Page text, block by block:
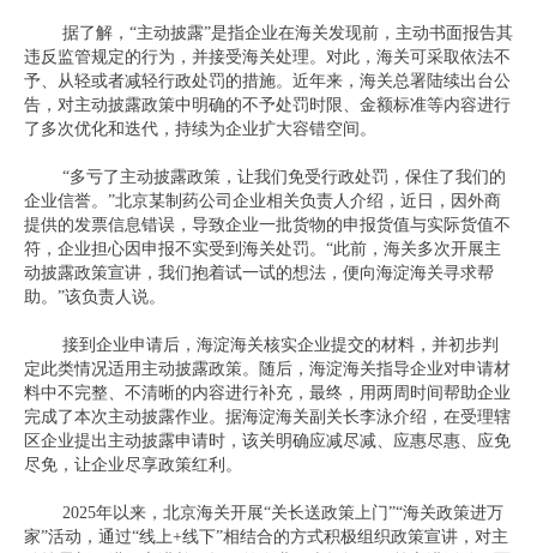
据了解，“主动披露”是指企业在海关发现前，主动书面报告其
违反监管规定的行为，并接受海关处理。对此，海关可采取依法不
予、从轻或者减轻行政处罚的措施。近年来，海关总署陆续出台公
告，对主动披露政策中明确的不予处罚时限、金额标准等内容进行
了多次优化和迭代，持续为企业扩大容错空间。
“多亏了主动披露政策，让我们免受行政处罚，保住了我们的
企业信誉。”北京某制药公司企业相关负责人介绍，近日，因外商
提供的发票信息错误，导致企业一批货物的申报货值与实际货值不
符，企业担心因申报不实受到海关处罚。“此前，海关多次开展主
动披露政策宣讲，我们抱着试一试的想法，便向海淀海关寻求帮
助。”该负责人说。
接到企业申请后，海淀海关核实企业提交的材料，并初步判
定此类情况适用主动披露政策。随后，海淀海关指导企业对申请材
料中不完整、不清晰的内容进行补充，最终，用两周时间帮助企业
完成了本次主动披露作业。据海淀海关副关长李泳介绍，在受理辖
区企业提出主动披露申请时，该关明确应减尽减、应惠尽惠、应免
尽免，让企业尽享政策红利。
2025年以来，北京海关开展“关长送政策上门”“海关政策进万
家”活动，通过“线上+线下”相结合的方式积极组织政策宣讲，对主